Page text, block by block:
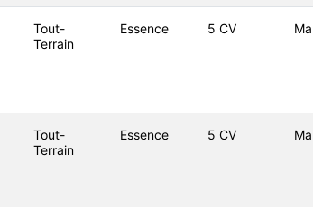
Tout-
Terrain
Essence 5 CV
Tout-
Terrain
Essence 5 CV